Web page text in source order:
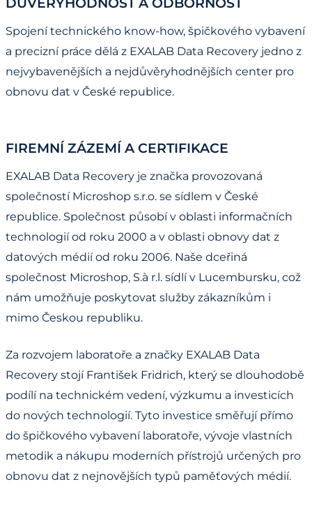
Spojení technického know-how, špičkového vybavení
a precizní práce dělá z EXALAB Data Recovery jedno z
nejvybavenějších a nejdůvěryhodnějších center pro
obnovu dat v České republice.
FIREMNÍ ZÁZEMÍ A CERTIFIKACE
EXALAB Data Recovery je značka provozovaná
společností Microshop s.r.o. se sídlem v České
republice. Společnost působí v oblasti informačních
technologií od roku 2000 a v oblasti obnovy dat z
datových médií od roku 2006. Naše dceřiná
společnost Microshop, S.à r.l. sídlí v Lucembursku, což
nám umožňuje poskytovat služby zákazníkům i
mimo Českou republiku.
Za rozvojem laboratoře a značky EXALAB Data
Recovery stojí František Fridrich, který se dlouhodobě
podílí na technickém vedení, výzkumu a investicích
do nových technologií. Tyto investice směřují přímo
do špičkového vybavení laboratoře, vývoje vlastních
metodik a nákupu moderních přístrojů určených pro
obnovu dat z nejnovějších typů paměťových médií.